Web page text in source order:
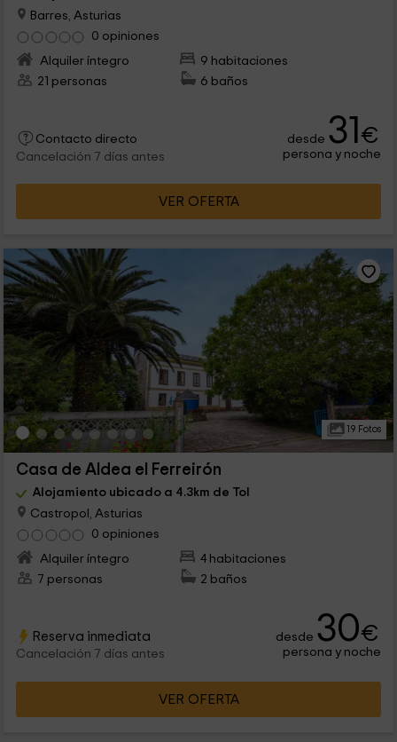
Barres, Asturias
0 opiniones
Alquiler íntegro
9 habitaciones
21 personas
6 baños
Contacto directo
Cancelación 7 días antes
desde 31€
persona y noche
VER OFERTA
19 Fotos
Casa de Aldea el Ferreirón
Alojamiento ubicado a 4.3km de Tol
Castropol, Asturias
0 opiniones
Alquiler íntegro
4 habitaciones
7 personas
2 baños
Reserva inmediata
Cancelación 7 días antes
desde 30€
persona y noche
VER OFERTA